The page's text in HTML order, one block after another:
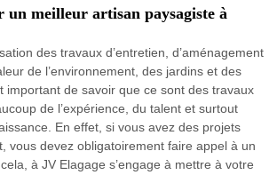
un meilleur artisan paysagiste à
des travaux d’entretien, d’aménagement
de l’environnement, des jardins et des
important de savoir que ce sont des travaux
de l’expérience, du talent et surtout
En effet, si vous avez des projets
vous devez obligatoirement faire appel à un
à JV Elagage s’engage à mettre à votre